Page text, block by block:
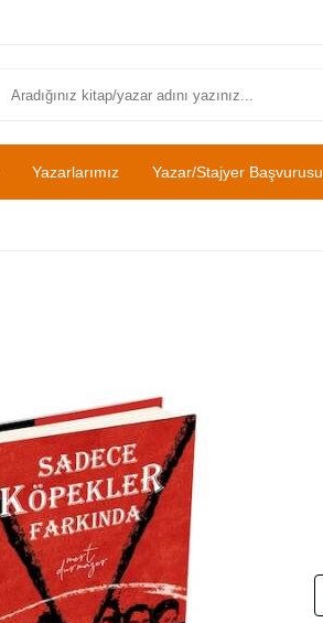
Yazarlarımız Yazar/Stajyer Başvurusu